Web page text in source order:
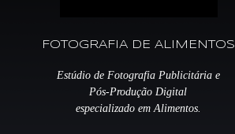
FOTOGRAFIA DE ALIMENTOS
Estúdio de Fotografia Publicitária e
Pós-Produção Digital
especializado em Alimentos.